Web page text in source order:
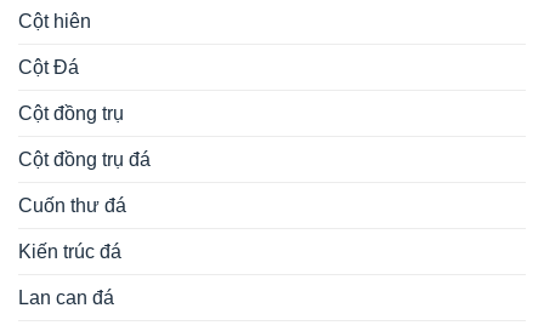
Cột hiên
Cột Đá
Cột đồng trụ
Cột đồng trụ đá
Cuốn thư đá
Kiến trúc đá
Lan can đá